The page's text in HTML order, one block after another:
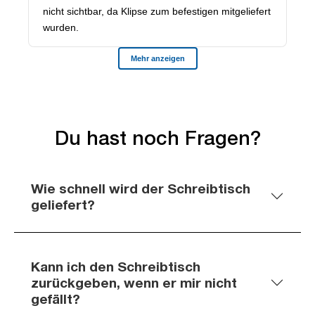
Du hast noch Fragen?
Wie schnell wird der Schreibtisch
geliefert?
Kann ich den Schreibtisch
zurückgeben, wenn er mir nicht
gefällt?